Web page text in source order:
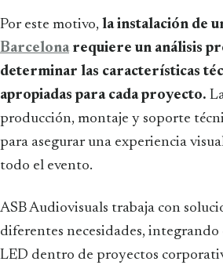
Por este motivo, la instalación de
Barcelonarequiere un análisis
determinar las características
apropiadas para cada proyecto.
producción, montaje y soporte
para asegurar una experiencia
todo el evento.
ASB Audiovisuals trabaja con
diferentes necesidades,
LED dentro de proyectos